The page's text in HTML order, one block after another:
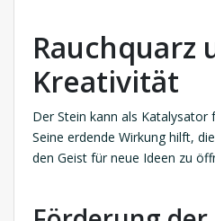
Rauchquarz
Kreativität
Der Stein kann als Katalysator
Seine erdende Wirkung hilft,
den Geist für neue Ideen zu